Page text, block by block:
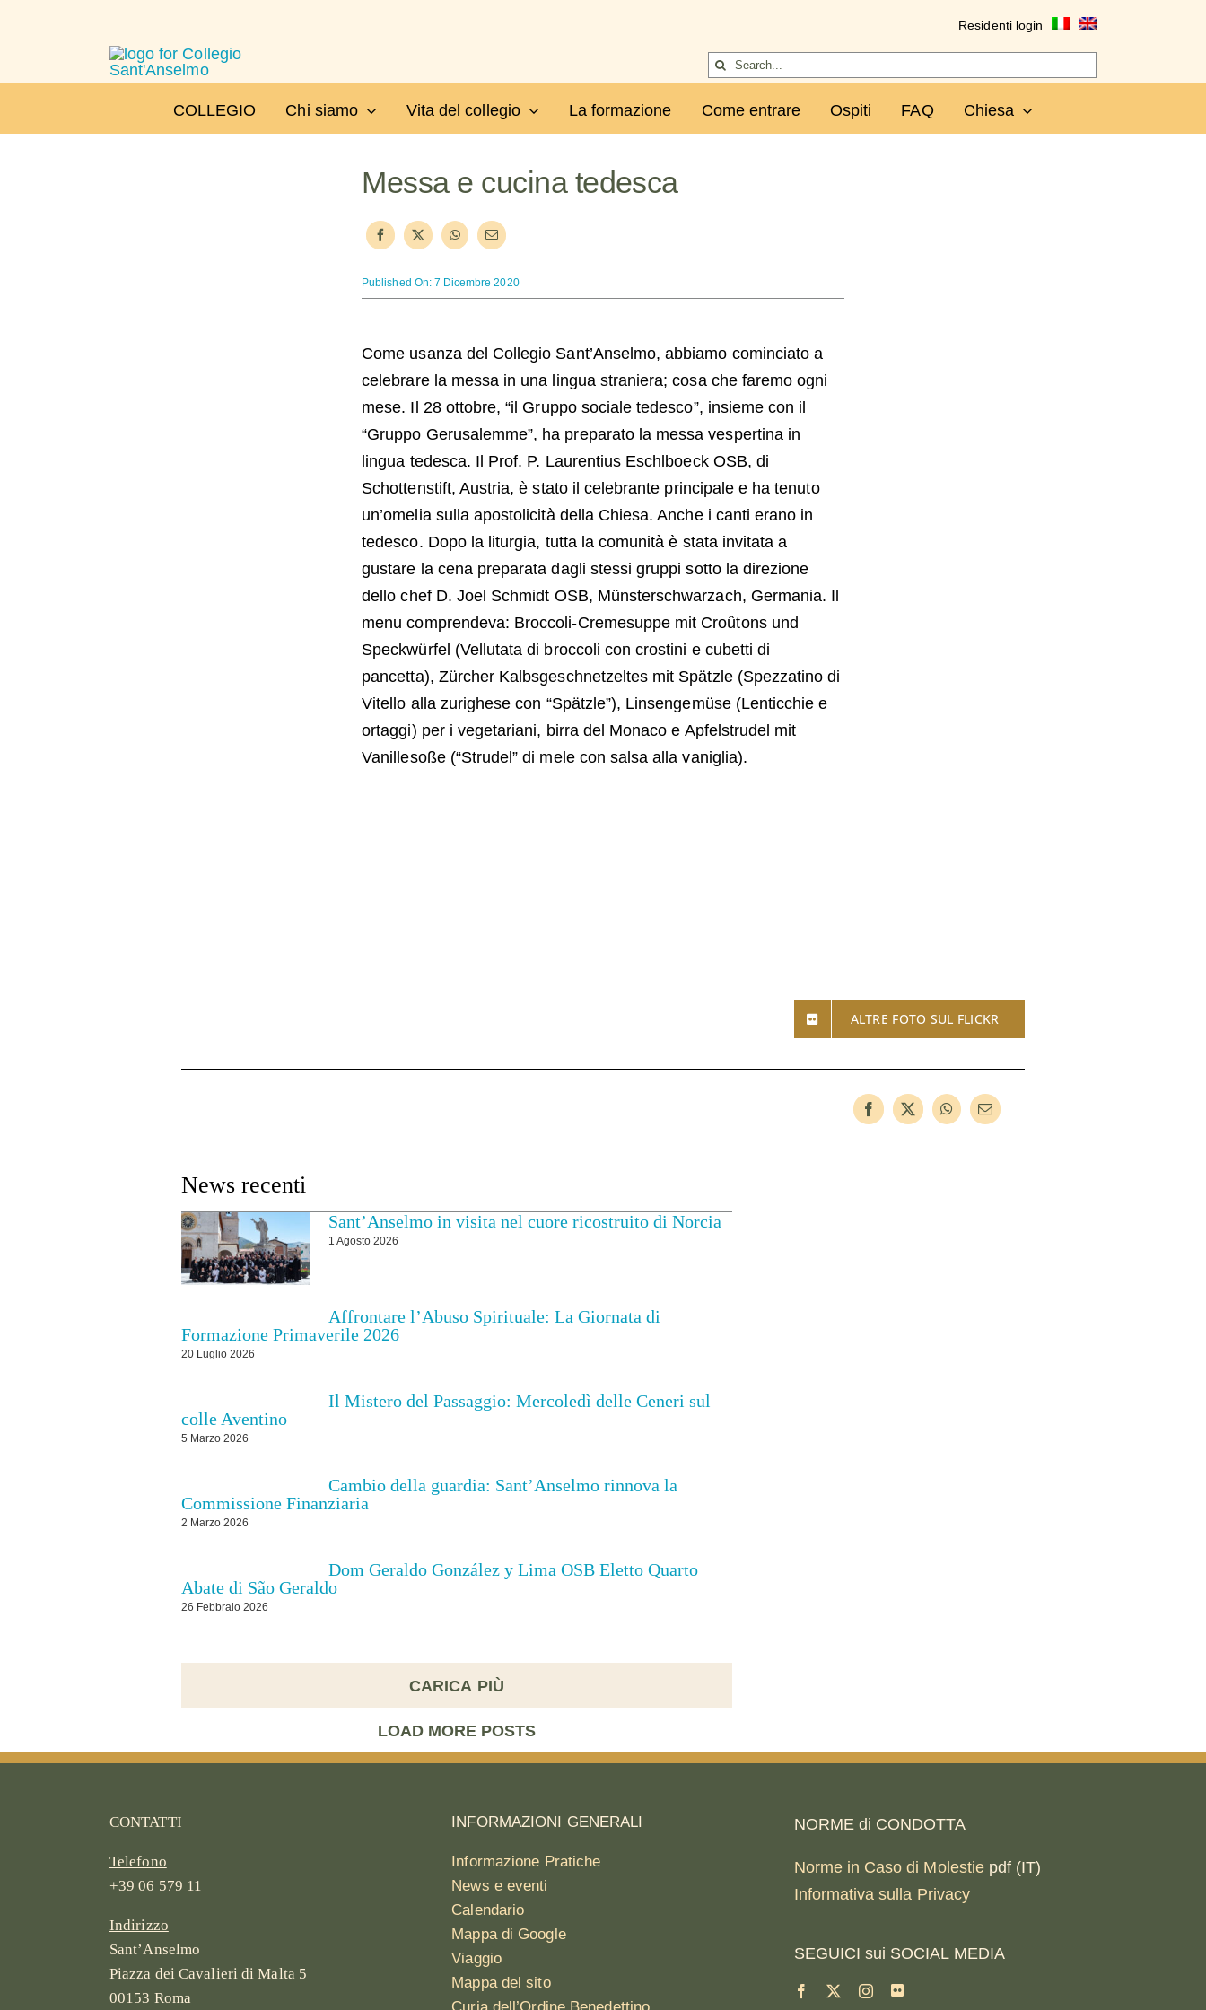
Residenti login
Cerca
COLLEGIO
Chi siamo Vita del collegio La formazione Come entrare Ospiti FAQ Chiesa
Messa e cucina tedesca
Published On: 7 Dicembre 2020
Come usanza del Collegio Sant’Anselmo, abbiamo cominciato a
celebrare la messa in una lingua straniera; cosa che faremo ogni
mese. Il 28 ottobre, “il Gruppo sociale tedesco”, insieme con il
“Gruppo Gerusalemme”, ha preparato la messa vespertina in
lingua tedesca. Il Prof. P. Laurentius Eschlboeck OSB, di
Schottenstift, Austria, è stato il celebrante principale e ha tenuto
un’omelia sulla apostolicità della Chiesa. Anche i canti erano in
tedesco. Dopo la liturgia, tutta la comunità è stata invitata a
gustare la cena preparata dagli stessi gruppi sotto la direzione
dello chef D. Joel Schmidt OSB, Münsterschwarzach, Germania. Il
menu comprendeva: Broccoli-Cremesuppe mit Croûtons und
Speckwürfel (Vellutata di broccoli con crostini e cubetti di
pancetta), Zürcher Kalbsgeschnetzeltes mit Spätzle (Spezzatino di
Vitello alla zurighese con “Spätzle”), Linsengemüse (Lenticchie e
ortaggi) per i vegetariani, birra del Monaco e Apfelstrudel mit
Vanillesoße (“Strudel” di mele con salsa alla vaniglia).
ALTRE FOTO SUL FLICKR
News recenti
Sant’Anselmo in visita nel cuore ricostruito di Norcia
1 Agosto 2026
Affrontare l’Abuso Spirituale: La Giornata di
Formazione Primaverile 2026
20 Luglio 2026
Il Mistero del Passaggio: Mercoledì delle Ceneri sul
colle Aventino
5 Marzo 2026
Cambio della guardia: Sant’Anselmo rinnova la
Commissione Finanziaria
2 Marzo 2026
Dom Geraldo González y Lima OSB Eletto Quarto
Abate di São Geraldo
26 Febbraio 2026
LOAD MORE POSTS
CONTATTI
Telefono
+39 06 579 11
Indirizzo
Sant’Anselmo
Piazza dei Cavalieri di Malta 5
00153 Roma
INFORMAZIONI GENERALI
Informazione Pratiche
News e eventi
Calendario
Mappa di Google
Viaggio
Mappa del sito
NORME di CONDOTTA
Norme in Caso di Molestiepdf (IT)
Informativa sulla Privacy
SEGUICI sui SOCIAL MEDIA